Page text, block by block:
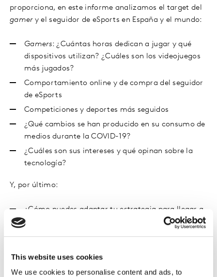
This website uses cookies
We use cookies to personalise content and ads, to
proporciona, en este informe analizamos el target del
gamery el seguidor de eSports en España y el mundo:
Gamers: ¿Cuántas horas dedican a jugar y qué
dispositivos utilizan? ¿Cuáles son los videojuegos
más jugados?
Comportamiento online y de compra del seguidor
de eSports
Competiciones y deportes más seguidos
¿Qué cambios se han producido en su consumo de
medios durante la COVID-19?
¿Cuáles son sus intereses y qué opinan sobre la
tecnología?
Y, por último:
¿Cómo puedes adaptar tu estrategia para llegar a
los
y seguidores de eSports de manera
(*) Fuente: TGI Global Quick View 2020 (campo de
finales de marzo a mayo de 2020)